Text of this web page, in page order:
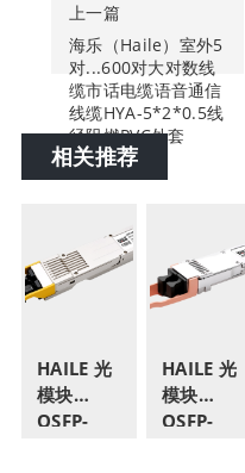
上一篇
海乐（Haile）室外5
对...600对大对数线
缆市话电缆语音通信
线缆HYA-5*2*0.5线
径阻燃PVC外套
相关推荐
HAILE 光
模块
OSFP-
HAILE 光
模块
OSFP-